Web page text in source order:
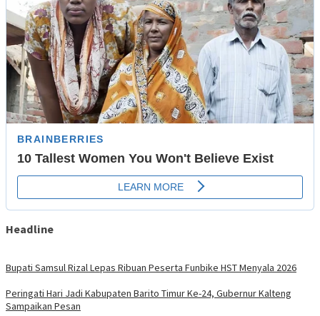
Headline
Bupati Samsul Rizal Lepas Ribuan Peserta Funbike HST Menyala 2026
Peringati Hari Jadi Kabupaten Barito Timur Ke-24, Gubernur Kalteng
Sampaikan Pesan